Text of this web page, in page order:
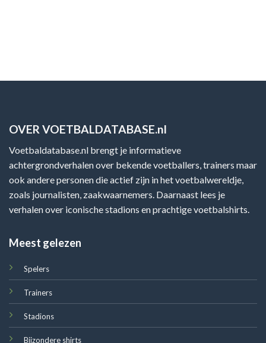
OVER VOETBALDATABASE.nl
Voetbaldatabase.nl brengt je informatieve
achtergrondverhalen over bekende voetballers, trainers maar
ook andere personen die actief zijn in het voetbalwereldje,
zoals journalisten, zaakwaarnemers. Daarnaast lees je
verhalen over iconische stadions en prachtige voetbalshirts.
Meest gelezen
Spelers
Trainers
Stadions
Bijzondere shirts